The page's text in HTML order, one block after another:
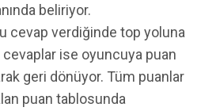
beliriyor.
cevap verdiğinde top yoluna
cevaplar ise oyuncuya puan
geri dönüyor. Tüm puanlar
puan tablosunda